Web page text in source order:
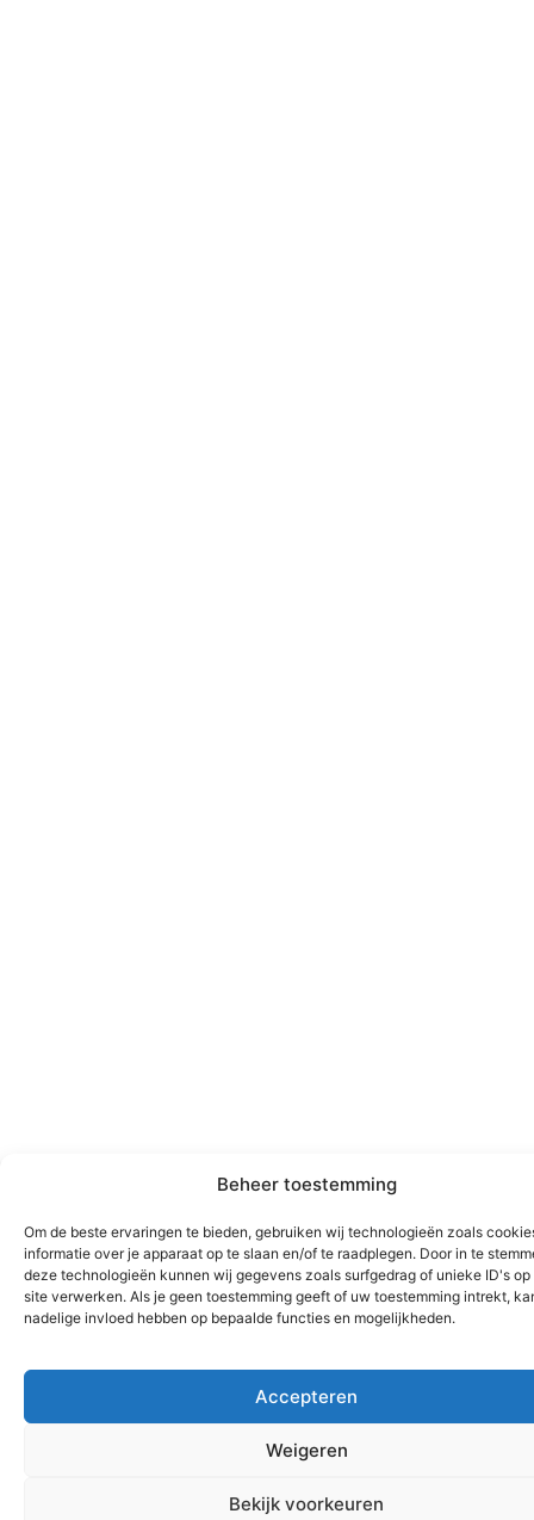
Beheer toestemming
Om de beste ervaringen te bieden, gebruiken wij technologieën zoals
informatie over je apparaat op te slaan en/of te raadplegen. Door in te
deze technologieën kunnen wij gegevens zoals surfgedrag of unieke ID's op
site verwerken. Als je geen toestemming geeft of uw toestemming intrekt,
nadelige invloed hebben op bepaalde functies en mogelijkheden.
Accepteren
Weigeren
Bekijk voorkeuren